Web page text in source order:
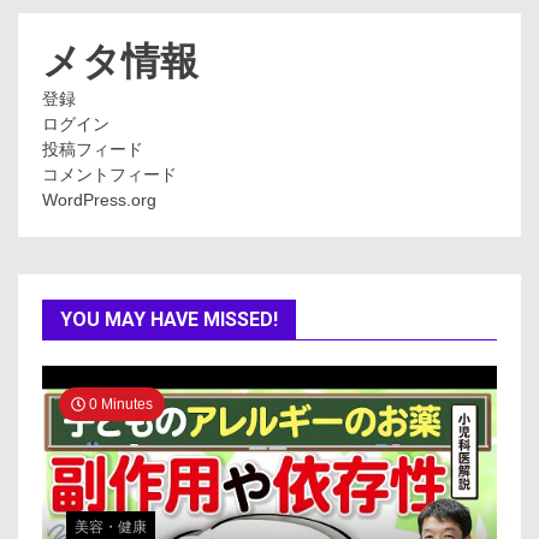
メタ情報
登録
ログイン
投稿フィード
コメントフィード
WordPress.org
YOU MAY HAVE MISSED!
0 Minutes
美容・健康